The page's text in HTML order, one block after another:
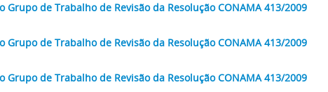
Grupo de Trabalho de Revisão da Resolução CONAMA 413/2009
Grupo de Trabalho de Revisão da Resolução CONAMA 413/2009
Grupo de Trabalho de Revisão da Resolução CONAMA 413/2009